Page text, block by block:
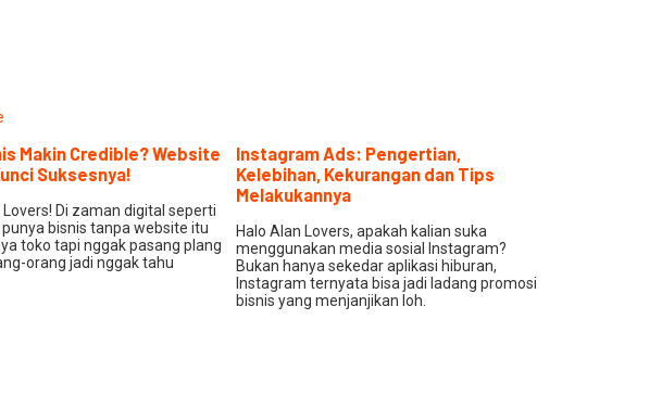
Makin Credible? Website
Suksesnya!
Lovers! Di zaman digital seperti
bisnis tanpa website itu
toko tapi nggak pasang plang
orang jadi nggak tahu
Instagram Ads: Pengertian,
Kelebihan, Kekurangan dan Tips
Melakukannya
Halo Alan Lovers, apakah kalian suka
menggunakan media sosial Instagram?
Bukan hanya sekedar aplikasi hiburan,
Instagram ternyata bisa jadi ladang promosi
bisnis yang menjanjikan loh.